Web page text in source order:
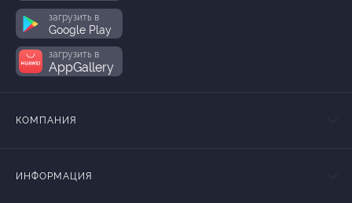
загрузить в
Google Play
загрузить в
AppGallery
КОМПАНИЯ
ИНФОРМАЦИЯ